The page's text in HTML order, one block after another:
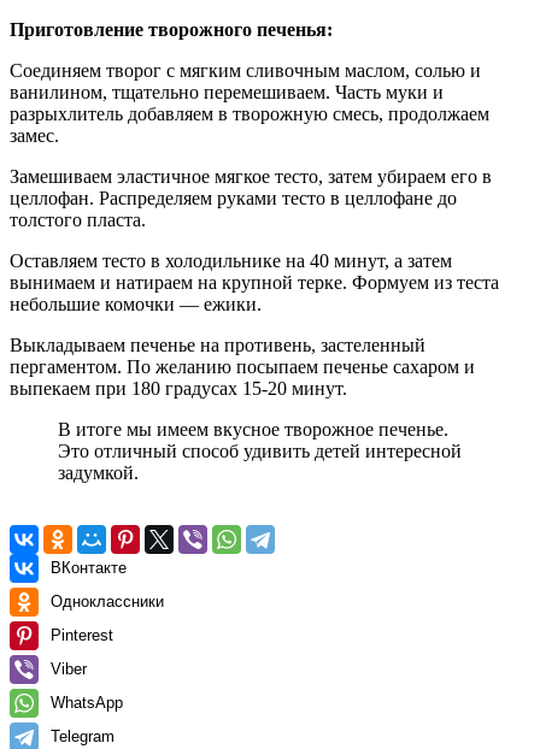
Приготовление творожного печенья:
Соединяем творог с мягким сливочным маслом, солью и
ванилином, тщательно перемешиваем. Часть муки и
разрыхлитель добавляем в творожную смесь, продолжаем
замес.
Замешиваем эластичное мягкое тесто, затем убираем его в
целлофан. Распределяем руками тесто в целлофане до
толстого пласта.
Оставляем тесто в холодильнике на 40 минут, а затем
вынимаем и натираем на крупной терке. Формуем из теста
небольшие комочки — ежики.
Выкладываем печенье на противень, застеленный
пергаментом. По желанию посыпаем печенье сахаром и
выпекаем при 180 градусах 15-20 минут.
В итоге мы имеем вкусное творожное печенье.
Это отличный способ удивить детей интересной
задумкой.
ВКонтакте
Одноклассники
Pinterest
Viber
WhatsApp
Telegram